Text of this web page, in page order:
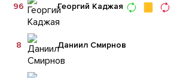
Георгий Каджая
96
Даниил Смирнов
8